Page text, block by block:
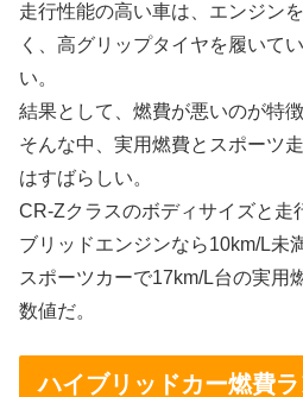
走行性能の高い車は、エンジン
く、高グリップタイヤを履いて
い。
結果として、燃費が悪いのが特徴
そんな中、実用燃費とスポーツ
はすばらしい。
CR-Zクラスのボディサイズと走
ブリッドエンジンなら10km/L未
スポーツカーで17km/L台の実用
数値だ。
ハイブリッドカー燃費